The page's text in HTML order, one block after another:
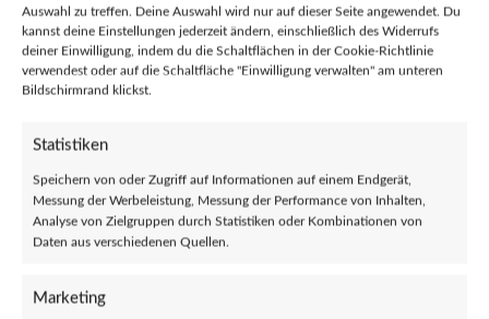
Auswahl zu treffen. Deine Auswahl wird nur auf dieser Seite angewendet. Du
kannst deine Einstellungen jederzeit ändern, einschließlich des Widerrufs
deiner Einwilligung, indem du die Schaltflächen in der Cookie-Richtlinie
verwendest oder auf die Schaltfläche "Einwilligung verwalten" am unteren
Bildschirmrand klickst.
Statistiken
Speichern von oder Zugriff auf Informationen auf einem Endgerät,
Messung der Werbeleistung, Messung der Performance von Inhalten,
Analyse von Zielgruppen durch Statistiken oder Kombinationen von
Daten aus verschiedenen Quellen.
Marketing
€7,89 € 7,89
100x “kein mensch ist illegal” Sticker –